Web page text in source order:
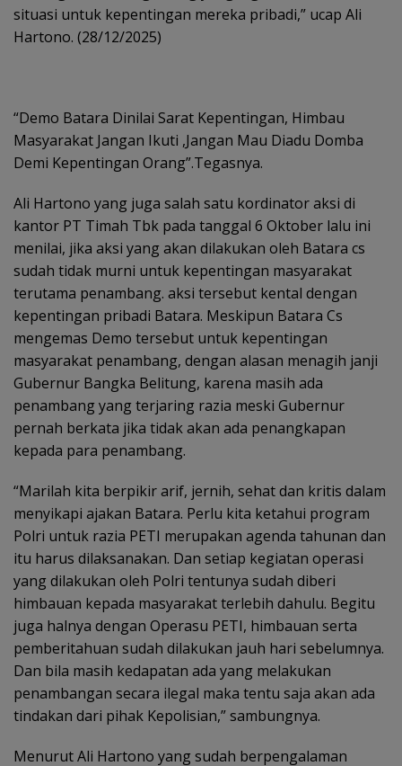
situasi untuk kepentingan mereka pribadi,” ucap Ali
Hartono. (28/12/2025)
“Demo Batara Dinilai Sarat Kepentingan, Himbau
Masyarakat Jangan Ikuti ,Jangan Mau Diadu Domba
Demi Kepentingan Orang”.Tegasnya.
Ali Hartono yang juga salah satu kordinator aksi di
kantor PT Timah Tbk pada tanggal 6 Oktober lalu ini
menilai, jika aksi yang akan dilakukan oleh Batara cs
sudah tidak murni untuk kepentingan masyarakat
terutama penambang. aksi tersebut kental dengan
kepentingan pribadi Batara. Meskipun Batara Cs
mengemas Demo tersebut untuk kepentingan
masyarakat penambang, dengan alasan menagih janji
Gubernur Bangka Belitung, karena masih ada
penambang yang terjaring razia meski Gubernur
pernah berkata jika tidak akan ada penangkapan
kepada para penambang.
“Marilah kita berpikir arif, jernih, sehat dan kritis dalam
menyikapi ajakan Batara. Perlu kita ketahui program
Polri untuk razia PETI merupakan agenda tahunan dan
itu harus dilaksanakan. Dan setiap kegiatan operasi
yang dilakukan oleh Polri tentunya sudah diberi
himbauan kepada masyarakat terlebih dahulu. Begitu
juga halnya dengan Operasu PETI, himbauan serta
pemberitahuan sudah dilakukan jauh hari sebelumnya.
Dan bila masih kedapatan ada yang melakukan
penambangan secara ilegal maka tentu saja akan ada
tindakan dari pihak Kepolisian,” sambungnya.
Menurut Ali Hartono yang sudah berpengalaman